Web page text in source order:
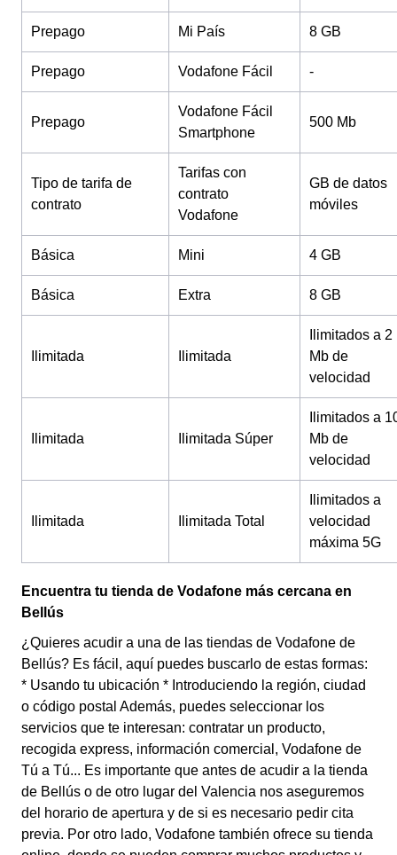
Prepago Mi País 8 GB
Prepago Vodafone Fácil -
Prepago
Vodafone Fácil
Smartphone
500 Mb
Tipo de tarifa de
contrato
Tarifas con
contrato
Vodafone
GB de datos
móviles
Básica Mini 4 GB
Básica Extra 8 GB
Ilimitada Ilimitada
Ilimitados a 2
Mb de
velocidad
Ilimitada Ilimitada Súper
Ilimitados a
Mb de
velocidad
Ilimitada Ilimitada Total
Ilimitados a
velocidad
máxima 5G
Encuentra tu tienda de Vodafone más cercana en
Bellús
¿Quieres acudir a una de las tiendas de Vodafone de
Bellús? Es fácil, aquí puedes buscarlo de estas formas:
* Usando tu ubicación * Introduciendo la región, ciudad
o código postal Además, puedes seleccionar los
servicios que te interesan: contratar un producto,
recogida express, información comercial, Vodafone de
Tú a Tú... Es importante que antes de acudir a la tienda
de Bellús o de otro lugar del Valencia nos aseguremos
del horario de apertura y de si es necesario pedir cita
previa. Por otro lado, Vodafone también ofrece su tienda